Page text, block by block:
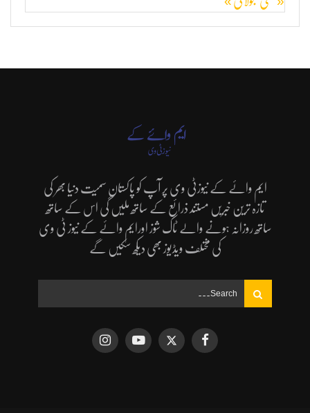
ایم وائے کے نیوزٹی وی پر آپ کو پاکستان سمیت دنیا بھر کی
تازہ ترین خبریں مستند ذرائع کے ساتھ ملیں گی اس کے ساتھ
ساتھ روزانہ ہونے والے ٹاک شوز اورایم وائے کے نیوز ٹی وی
کی مختلف ویڈیوز بھی دیکھ سکیں گے